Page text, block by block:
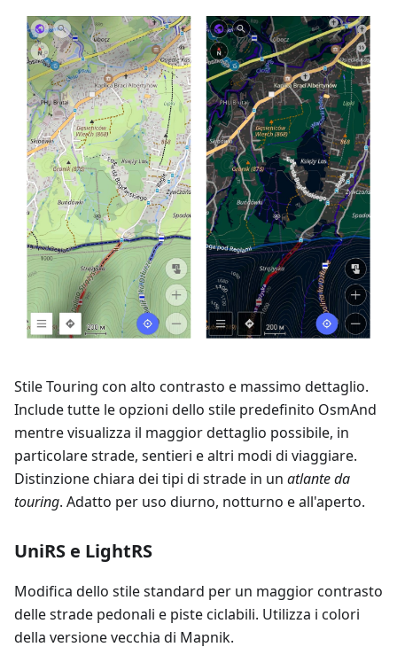
Stile Touring con alto contrasto e massimo dettaglio.
Include tutte le opzioni dello stile predefinito OsmAnd
mentre visualizza il maggior dettaglio possibile, in
particolare strade, sentieri e altri modi di viaggiare.
Distinzione chiara dei tipi di strade in un atlante da
touring. Adatto per uso diurno, notturno e all'aperto.
UniRS e LightRS
Modifica dello stile standard per un maggior contrasto
delle strade pedonali e piste ciclabili. Utilizza i colori
della versione vecchia di Mapnik.